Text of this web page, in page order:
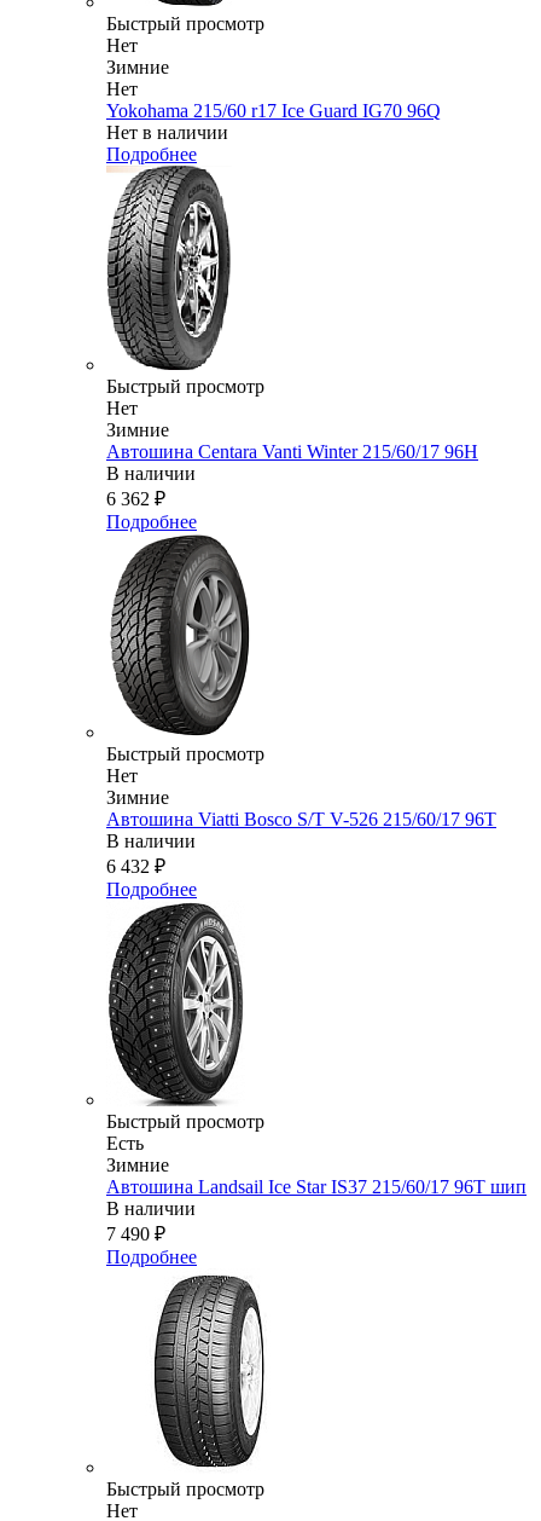
Быстрый просмотр
Нет
Зимние
Нет
Yokohama 215/60 r17 Ice Guard IG70 96Q
Нет в наличии
Подробнее
Быстрый просмотр
Нет
Зимние
Автошина Centara Vanti Winter 215/60/17 96H
В наличии
6 362 ₽
Подробнее
Быстрый просмотр
Нет
Зимние
Автошина Viatti Bosco S/T V-526 215/60/17 96T
В наличии
6 432 ₽
Подробнее
Быстрый просмотр
Есть
Зимние
Автошина Landsail Ice Star IS37 215/60/17 96T шип
В наличии
7 490 ₽
Подробнее
Быстрый просмотр
Нет